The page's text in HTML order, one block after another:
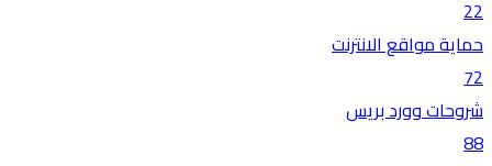
22
حماية مواقع الانترنت
72
شروحات وورد بريس
88